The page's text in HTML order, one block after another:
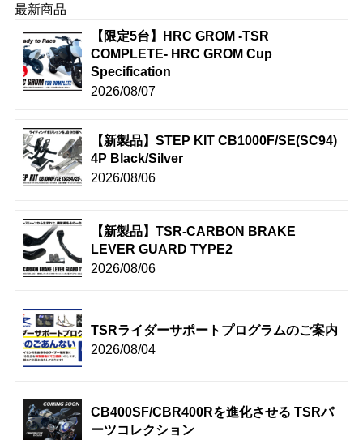
最新商品
【限定5台】HRC GROM -TSR
COMPLETE- HRC GROM Cup
Specification
2026/08/07
【新製品】STEP KIT CB1000F/SE(SC94)
4P Black/Silver
2026/08/06
【新製品】TSR-CARBON BRAKE
LEVER GUARD TYPE2
2026/08/06
TSRライダーサポートプログラムのご案内
2026/08/04
CB400SF/CBR400Rを進化させる TSRパ
ーツコレクション